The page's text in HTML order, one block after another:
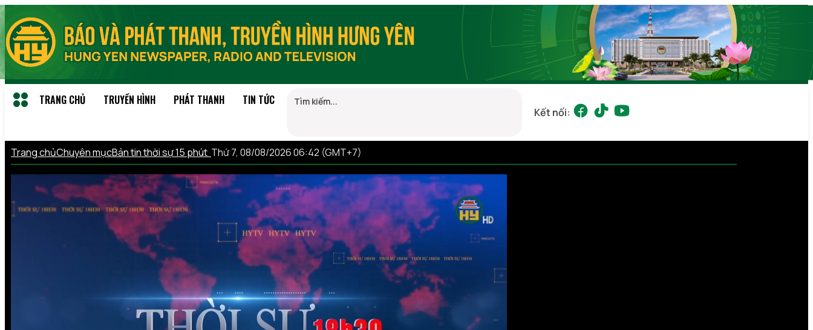
TRANG CHỦ TRUYỀN HÌNH PHÁT THANH TIN TỨC
Kết nối:
Trang chủChuyên mụcBản tin thời sự 15 phút Thứ 7, 08/08/2026 06:42 (GMT+7)